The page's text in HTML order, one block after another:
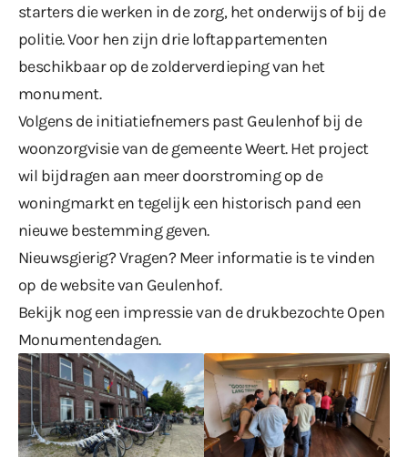
starters die werken in de zorg, het onderwijs of bij de
politie. Voor hen zijn drie loftappartementen
beschikbaar op de zolderverdieping van het
monument.
Volgens de initiatiefnemers past Geulenhof bij de
woonzorgvisie van de gemeente Weert. Het project
wil bijdragen aan meer doorstroming op de
woningmarkt en tegelijk een historisch pand een
nieuwe bestemming geven.
Nieuwsgierig? Vragen? Meer informatie is te vinden
op de website van Geulenhof.
Bekijk nog een impressie van de drukbezochte Open
Monumentendagen.